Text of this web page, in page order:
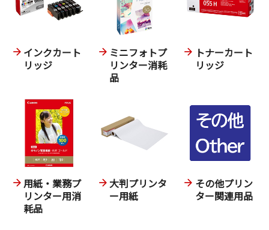
インクカート
リッジ
ミニフォトプ
リンター消耗
品
トナーカート
リッジ
用紙・業務プ
リンター用消
耗品
大判プリンタ
ー用紙
その他プリン
ター関連用品